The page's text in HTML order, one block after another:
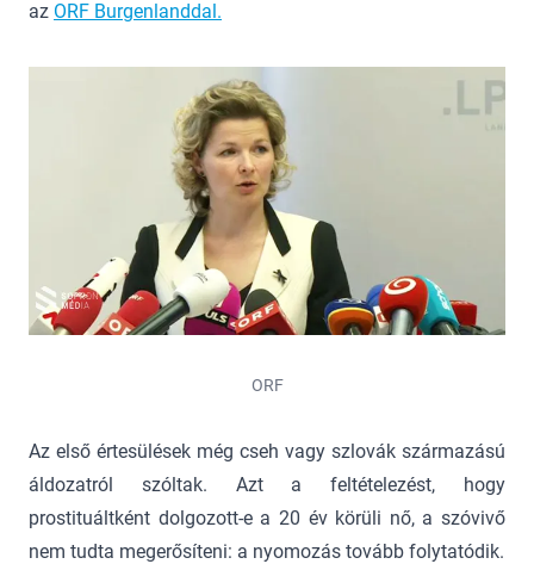
az ORF Burgenlanddal.
ORF
Az első értesülések még cseh vagy szlovák származású
áldozatról szóltak. Azt a feltételezést, hogy
prostituáltként dolgozott-e a 20 év körüli nő, a szóvivő
nem tudta megerősíteni: a nyomozás tovább folytatódik.